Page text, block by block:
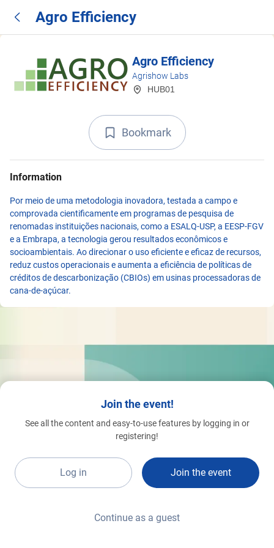
Agro Efficiency
Agro Efficiency
Agrishow Labs
HUB01
Bookmark
Information
Por meio de uma metodologia inovadora, testada a campo e
comprovada cientificamente em programas de pesquisa de
renomadas instituições nacionais, como a ESALQ-USP, a EESP-FGV
e a Embrapa, a tecnologia gerou resultados econômicos e
socioambientais. Ao direcionar o uso eficiente e eficaz de recursos,
reduz custos operacionais e aumenta a eficiência de políticas de
créditos de descarbonização (CBIOs) em usinas processadoras de
cana-de-açúcar.
Join the event!
See all the content and easy-to-use features by logging in or
registering!
Log in Join the event
Continue as a guest